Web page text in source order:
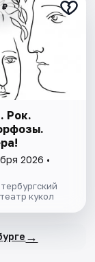
₽
Рок.
2026 •
кукол
→